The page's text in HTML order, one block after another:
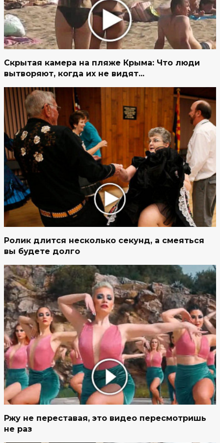
Скрытая камера на пляже Крыма: Что люди
вытворяют, когда их не видят...
Ролик длится несколько секунд, а смеяться
вы будете долго
Ржу не переставая, это видео пересмотришь
не раз